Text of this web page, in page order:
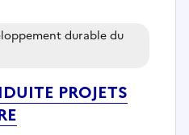
PROJETS
durable du